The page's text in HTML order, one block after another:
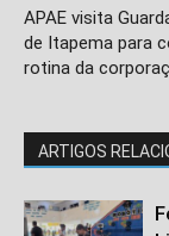
APAE visita
de Itapema para
rotina da
ARTIGOS